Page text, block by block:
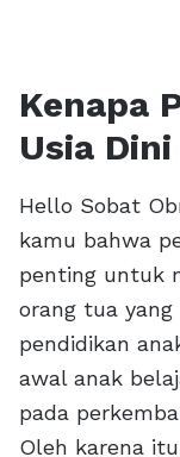
Kenapa
Usia
Hello Sobat
kamu bahwa
penting untuk
orang tua
pendidikan
awal anak
pada
Oleh karena